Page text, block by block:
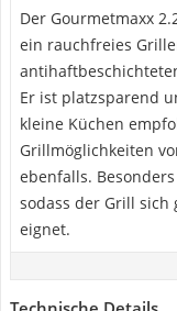
Der Gourmetmaxx
ein rauchfreies
Er ist platzsparend
kleine Küchen
Grillmöglichkeiten
ebenfalls.
sodass der Grill
eignet.